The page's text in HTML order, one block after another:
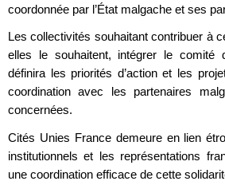
coordonnée par l’État malgache et ses
Les collectivités souhaitant contribuer à
elles le souhaitent, intégrer le comité
définira les priorités d’action et les
coordination avec les partenaires
concernées.
Cités Unies France demeure en lien
institutionnels et les représentations
une coordination efficace de cette